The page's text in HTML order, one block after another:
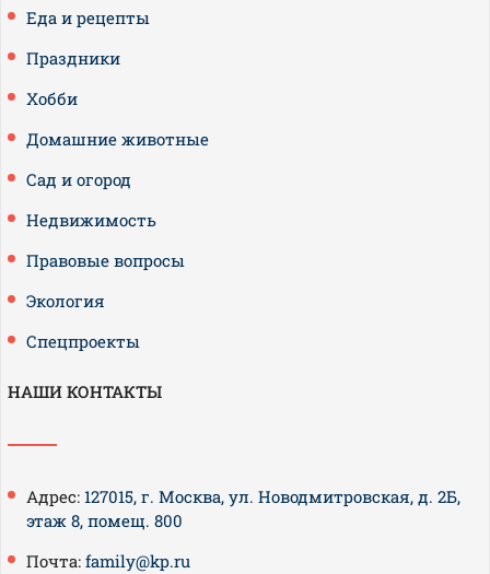
Еда и рецепты
Праздники
Хобби
Домашние животные
Сад и огород
Недвижимость
Правовые вопросы
Экология
Спецпроекты
НАШИ КОНТАКТЫ
Адрес: 127015, г. Москва, ул. Новодмитровская, д. 2Б,
этаж 8, помещ. 800
Почта: family@kp.ru